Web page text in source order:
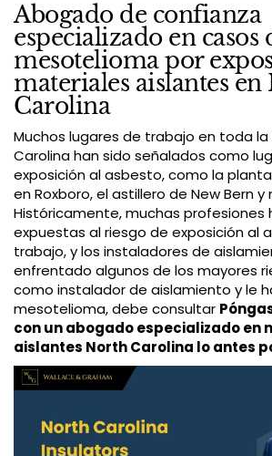
Abogado de confianza
especializado en casos
mesotelioma por
materiales aislantes
Carolina
Muchos lugares de trabajo en toda la
Carolina han sido señalados como
exposición al asbesto, como la planta
en Roxboro, el astillero de New Bern
Históricamente, muchas profesiones
expuestas al riesgo de exposición al
trabajo, y los instaladores de
enfrentado algunos de los mayores
como instalador de aislamiento y le
mesotelioma, debe consultar
con un abogado especializado en
aislantes North Carolina lo antes